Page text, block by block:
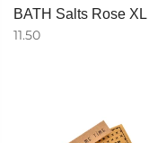
BATH Salts Rose XL
11.50